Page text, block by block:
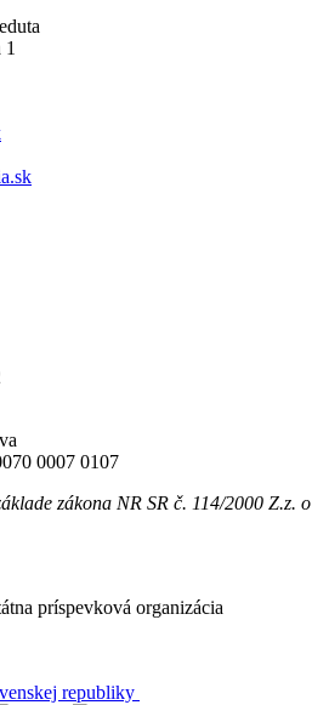
0007 0107
zákona NR SR č. 114/2000 Z.z. o
príspevková organizácia